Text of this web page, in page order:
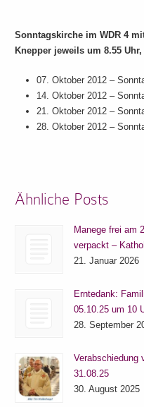
Sonntagskirche im WDR 4
Knepper jeweils um 8.55
07. Oktober 2012 –
14. Oktober 2012 –
21. Oktober 2012 –
28. Oktober 2012 –
Ähnliche Posts
Manege frei am
verpackt –
21. Januar 2026
Erntedank:
05.10.25 um 10
28. September
Verabschiedung
31.08.25
30. August 2025